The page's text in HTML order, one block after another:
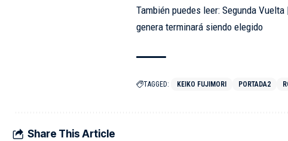
También puedes leer: Segunda
genera terminará siendo elegido
TAGGED: KEIKO FUJIMORI PORTADA2
Share This Article